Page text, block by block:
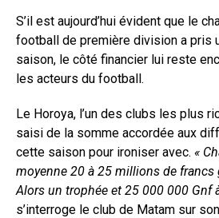
S’il est aujourd’hui évident que le
football de première division a pris
saison, le côté financier lui reste
les acteurs du football.
Le Horoya, l’un des clubs les plus
saisi de la somme accordée aux
cette saison pour ironiser avec. «
moyenne 20 à 25 millions de francs
Alors un trophée et 25 000 000 Gnf
s’interroge le club de Matam sur